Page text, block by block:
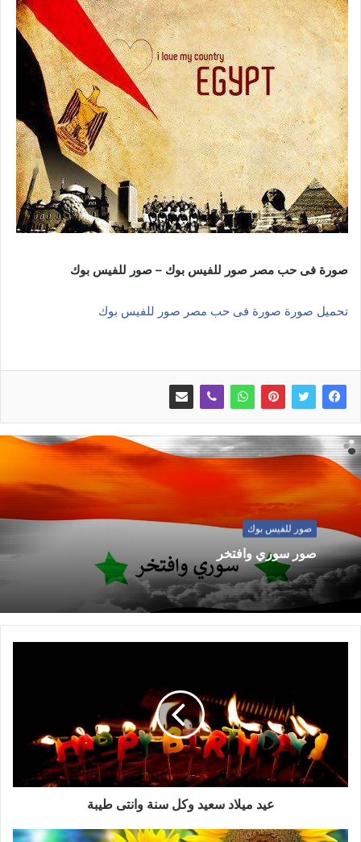
صورة فى حب مصر صور للفيس بوك – صور للفيس بوك
تحميل صورة صورة فى حب مصر صور للفيس بوك
صور للفيس بوك
صور سوري وافتخر
عيد ميلاد سعيد وكل سنة وانتى طيبة